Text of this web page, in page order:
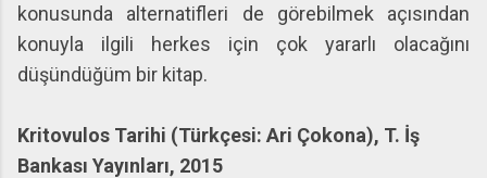
konusunda alternatifleri de görebilmek açısından
konuyla ilgili herkes için çok yararlı olacağını
düşündüğüm bir kitap.
Kritovulos Tarihi (Türkçesi: Ari Çokona), T. İş
Bankası Yayınları, 2015